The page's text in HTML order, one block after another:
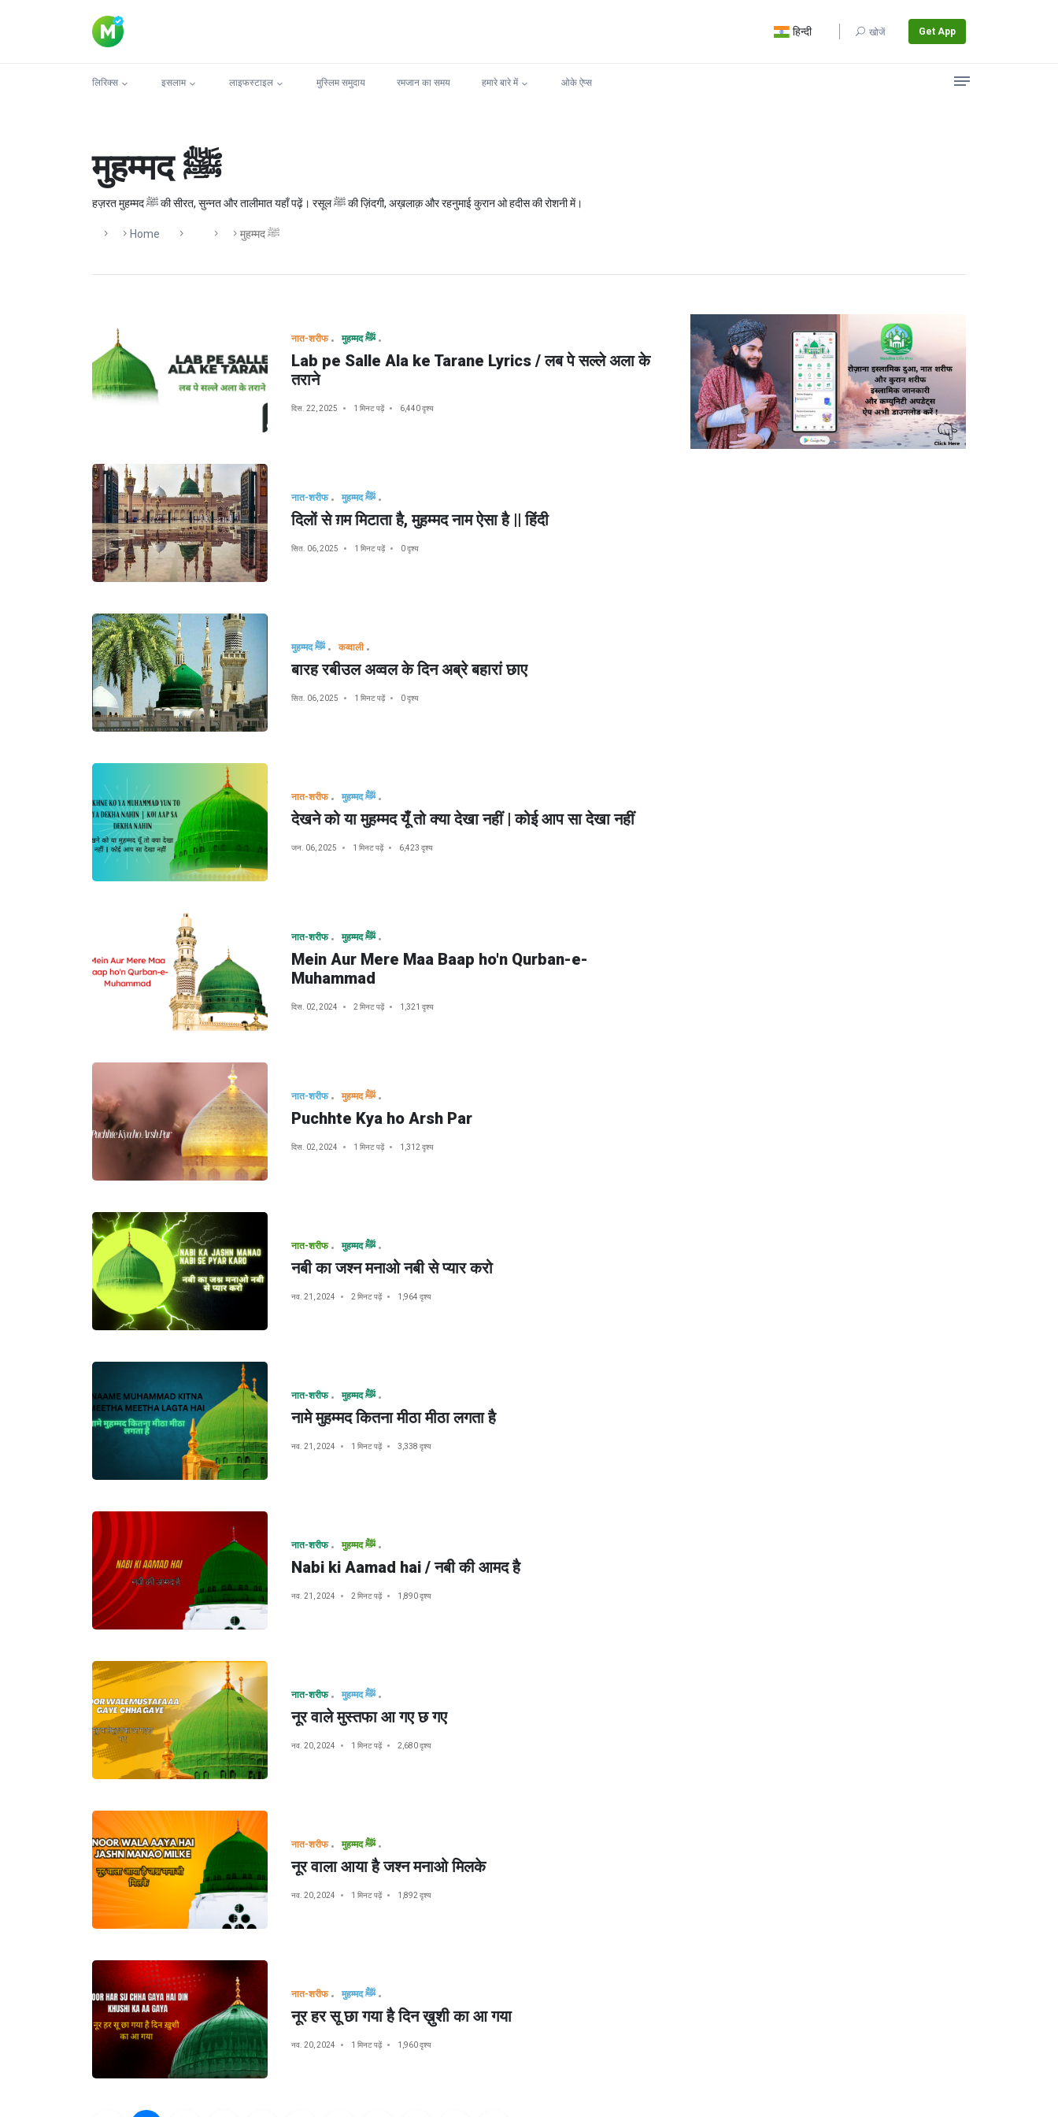
हिन्दी खोजें Get App
लिरिक्स इसलाम लाइफस्टाइल मुस्लिम समुदाय रमजान का समय हमारे बारे में ओके ऐप्स
मुहम्मद ﷺ
हज़रत मुहम्मद ﷺ की सीरत, सुन्नत और तालीमात यहाँ पढ़ें। रसूल ﷺ की ज़िंदगी, अख़लाक़ और रहनुमाई कुरान ओ हदीस की रोशनी में।
Home मुहम्मद ﷺ
नात-शरीफ मुहम्मद ﷺ
Lab pe Salle Ala ke Tarane Lyrics / लब पे सल्ले अला के
तराने
दिस. 22, 2025 1 मिनट पढ़ें 6,440 दृश्य
नात-शरीफ मुहम्मद ﷺ
दिलों से ग़म मिटाता है, मुहम्मद नाम ऐसा है || हिंदी
सित. 06, 2025 1 मिनट पढ़ें 0 दृश्य
मुहम्मद ﷺ कव्वाली
बारह रबीउल अव्वल के दिन अब्रे बहारां छाए
सित. 06, 2025 1 मिनट पढ़ें 0 दृश्य
नात-शरीफ मुहम्मद ﷺ
देखने को या मुहम्मद यूँ तो क्या देखा नहीं | कोई आप सा देखा नहीं
जन. 06, 2025 1 मिनट पढ़ें 6,423 दृश्य
नात-शरीफ मुहम्मद ﷺ
Mein Aur Mere Maa Baap ho'n Qurban-e-
Muhammad
दिस. 02, 2024 2 मिनट पढ़ें 1,321 दृश्य
नात-शरीफ मुहम्मद ﷺ
Puchhte Kya ho Arsh Par
दिस. 02, 2024 1 मिनट पढ़ें 1,312 दृश्य
नात-शरीफ मुहम्मद ﷺ
नबी का जश्न मनाओ नबी से प्यार करो
नव. 21, 2024 2 मिनट पढ़ें 1,964 दृश्य
नात-शरीफ मुहम्मद ﷺ
नामे मुहम्मद कितना मीठा मीठा लगता है
नव. 21, 2024 1 मिनट पढ़ें 3,338 दृश्य
नात-शरीफ मुहम्मद ﷺ
Nabi ki Aamad hai / नबी की आमद है
नव. 21, 2024 2 मिनट पढ़ें 1,890 दृश्य
नात-शरीफ मुहम्मद ﷺ
नूर वाले मुस्तफा आ गए छ गए
नव. 20, 2024 1 मिनट पढ़ें 2,680 दृश्य
नात-शरीफ मुहम्मद ﷺ
नूर वाला आया है जश्न मनाओ मिलके
नव. 20, 2024 1 मिनट पढ़ें 1,892 दृश्य
नात-शरीफ मुहम्मद ﷺ
नूर हर सू छा गया है दिन ख़ुशी का आ गया
नव. 20, 2024 1 मिनट पढ़ें 1,960 दृश्य